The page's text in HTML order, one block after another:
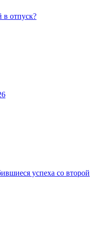
в отпуск?
успеха со второй